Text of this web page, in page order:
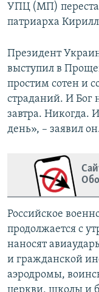
УПЦ (МП)
патриарха
Президент
выступил в
простим сотен и
страданий. И Бог
завтра. Никогда.
день», – заявил
Российское
продолжается с
наносят
и гражданской
аэродромы,
церкви, школы и